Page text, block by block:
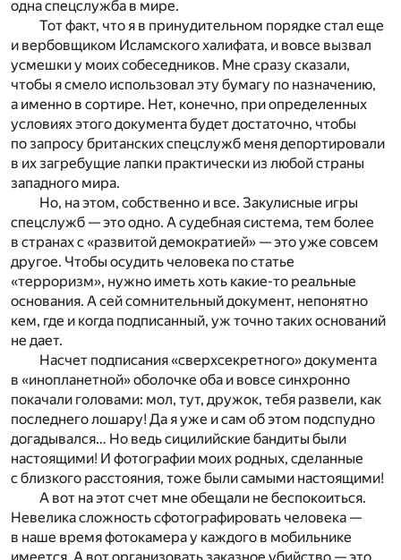
одна спецслужба в мире.
Тот факт, что я в принудительном порядке стал еще
и вербовщиком Исламского халифата, и вовсе вызвал
усмешки у моих собеседников. Мне сразу сказали,
чтобы я смело использовал эту бумагу по назначению,
а именно в сортире. Нет, конечно, при определенных
условиях этого документа будет достаточно, чтобы
по запросу британских спецслужб меня депортировали
в их загребущие лапки практически из любой страны
западного мира.
Но, на этом, собственно и все. Закулисные игры
спецслужб — это одно. А судебная система, тем более
в странах с «развитой демократией» — это уже совсем
другое. Чтобы осудить человека по статье
«терроризм», нужно иметь хоть какие-то реальные
основания. А сей сомнительный документ, непонятно
кем, где и когда подписанный, уж точно таких оснований
не дает.
Насчет подписания «сверхсекретного» документа
в «инопланетной» оболочке оба и вовсе синхронно
покачали головами: мол, тут, дружок, тебя развели, как
последнего лошару! Да я уже и сам об этом подспудно
догадывался… Но ведь сицилийские бандиты были
настоящими! И фотографии моих родных, сделанные
с близкого расстояния, тоже были самыми настоящими!
А вот на этот счет мне обещали не беспокоиться.
Невелика сложность сфотографировать человека —
в наше время фотокамера у каждого в мобильнике
имеется. А вот организовать заказное убийство — это